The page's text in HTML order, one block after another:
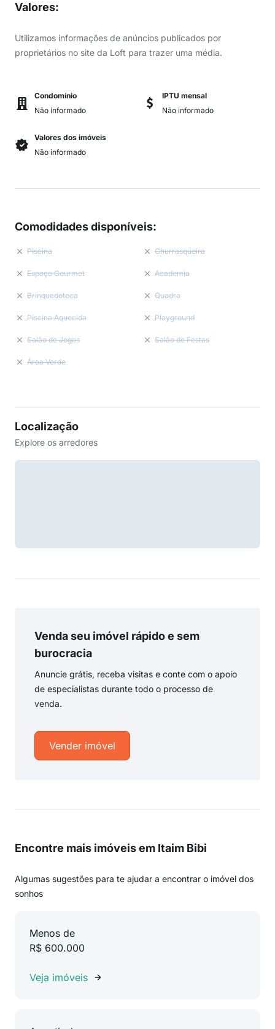
Valores:
Utilizamos informações de anúncios publicados por
proprietários no site da Loft para trazer uma média.
Condomínio
Não informado
IPTU mensal
Não informado
Valores dos imóveis
Não informado
Comodidades disponíveis:
Piscina Churrasqueira
Espaço Gourmet Academia
Brinquedoteca Quadra
Piscina Aquecida Playground
Salão de Jogos Salão de Festas
Área Verde
Localização
Explore os arredores
Venda seu imóvel rápido e sem
burocracia
Anuncie grátis, receba visitas e conte com o apoio
de especialistas durante todo o processo de
venda.
Vender imóvel
Encontre mais imóveis em Itaim Bibi
Algumas sugestões para te ajudar a encontrar o imóvel dos
sonhos
Menos de
R$ 600.000
Veja imóveis